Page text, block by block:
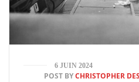
6 JUIN 2024
POST BYCHRISTOPHER